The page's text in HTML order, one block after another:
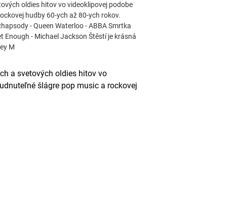
oldies hitov vo videoklipovej podobe
hudby 60-ych až 80-ych rokov.
- Queen Waterloo - ABBA Smrtka
Enough - Michael Jackson Štěstí je krásná
M
a svetových oldies hitov vo
šlágre pop music a rockovej